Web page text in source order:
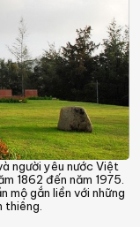
người yêu nước Việt
1862 đến năm 1975.
mộ gắn liền với những